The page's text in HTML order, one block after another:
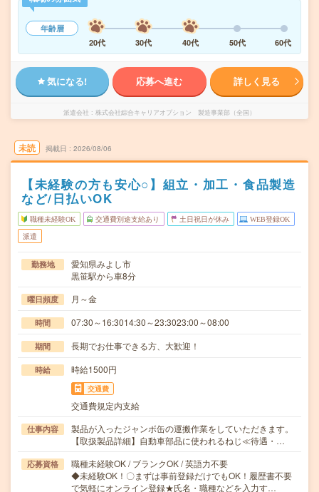
年齢層
20代
30代 40代 50代 60代
気になる! 応募へ進む 詳しく見る
派遣会社 株式会社綜合キャリアオプション 製造事業部（全国）
未読 掲載日 2026/08/06
【未経験の方も安心○】組立・加工・食品製造
など/日払いOK
職種未経験OK 交通費別途支給あり 土日祝日が休み WEB登録OK
派遣
勤務地
愛知県みよし市
黒笹駅から車8分
曜日頻度 月～金
時間 07:30～16:3014:30～23:3023:00～08:00
期間 長期でお仕事できる方、大歓迎！
時給 時給1500円
交通費
交通費規定内支給
仕事内容
製品が入ったジャンボ缶の運搬作業をしていただきます。
【取扱製品詳細】自動車部品に使われるねじ≪待遇・…
応募資格
職種未経験OK / ブランクOK / 英語力不要
◆未経験OK！〇まずは事前登録だけでもOK！履歴書不要
で気軽にオンライン登録★氏名・職種などを入力す…